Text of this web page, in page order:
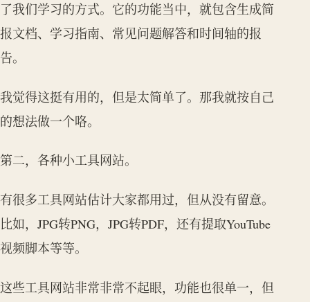
了我们学习的方式。它的功能当中，就包含生成简
报文档、学习指南、常见问题解答和时间轴的报
告。
我觉得这挺有用的，但是太简单了。那我就按自己
的想法做一个咯。
第二，各种小工具网站。
有很多工具网站估计大家都用过，但从没有留意。
比如，JPG转PNG，JPG转PDF，还有提取YouTube
视频脚本等等。
这些工具网站非常非常不起眼，功能也很单一，但